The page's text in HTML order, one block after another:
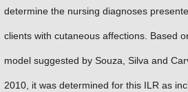
determine the nursing diagnoses
clients with cutaneous affections. Based
model suggested by Souza, Silva and
2010, it was determined for this ILR as